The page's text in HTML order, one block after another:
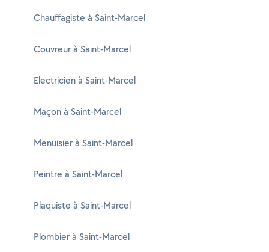
Chauffagiste à Saint-Marcel
Couvreur à Saint-Marcel
Electricien à Saint-Marcel
Maçon à Saint-Marcel
Menuisier à Saint-Marcel
Peintre à Saint-Marcel
Plaquiste à Saint-Marcel
Plombier à Saint-Marcel